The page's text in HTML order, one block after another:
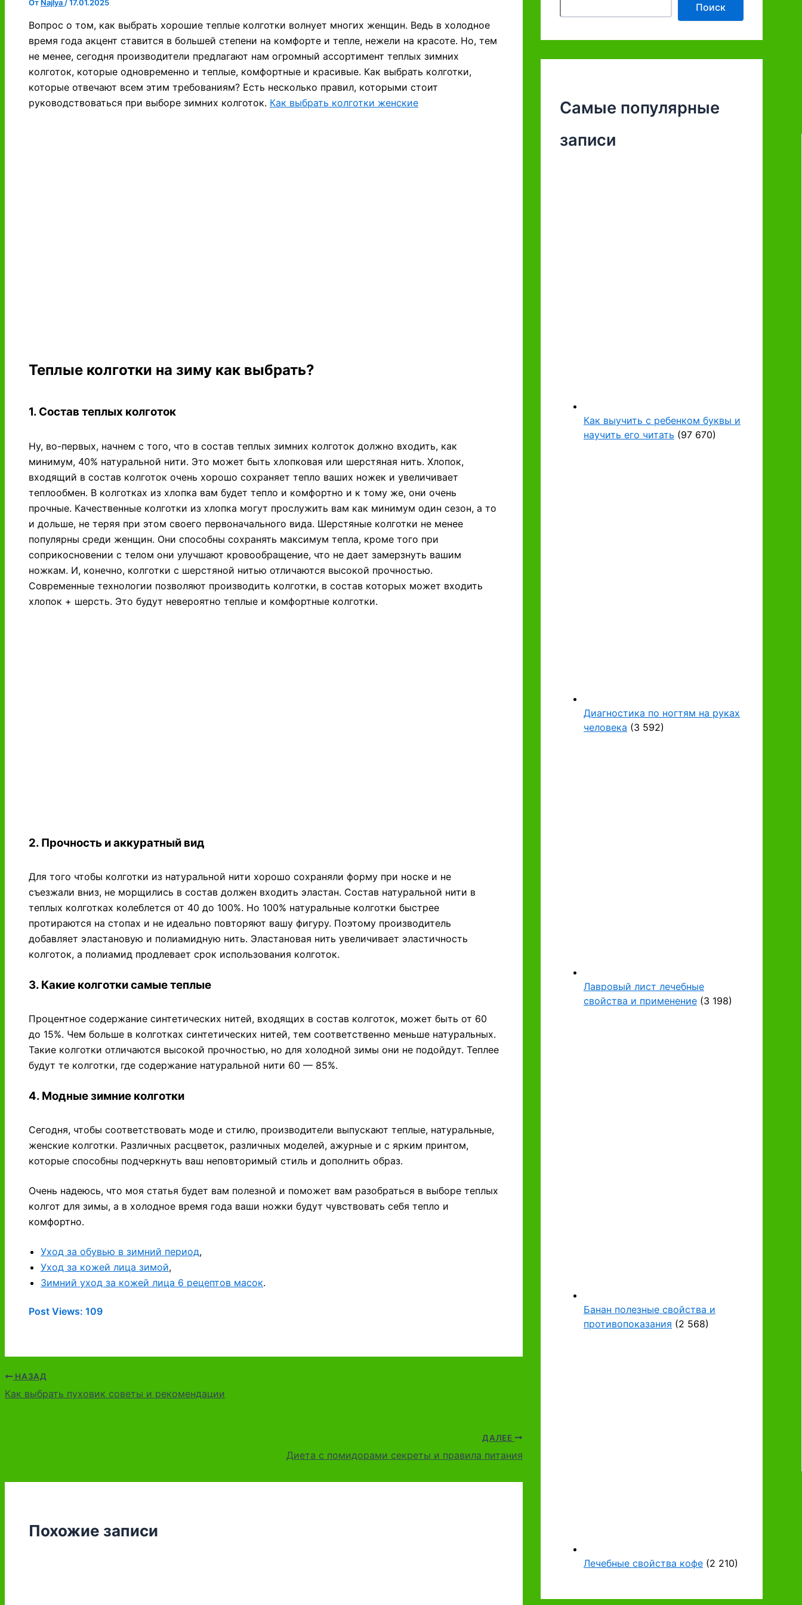
От Najlya /17.01.2025
Вопрос о том, как выбрать хорошие теплые колготки волнует многих женщин. Ведь в холодное
время года акцент ставится в большей степени на комфорте и тепле, нежели на красоте. Но, тем
не менее, сегодня производители предлагают нам огромный ассортимент теплых зимних
колготок, которые одновременно и теплые, комфортные и красивые. Как выбрать колготки,
которые отвечают всем этим требованиям? Есть несколько правил, которыми стоит
руководствоваться при выборе зимних колготок. Как выбрать колготки женские
Теплые колготки на зиму как выбрать?
1. Состав теплых колготок
Ну, во-первых, начнем с того, что в состав теплых зимних колготок должно входить, как
минимум, 40% натуральной нити. Это может быть хлопковая или шерстяная нить. Хлопок,
входящий в состав колготок очень хорошо сохраняет тепло ваших ножек и увеличивает
теплообмен. В колготках из хлопка вам будет тепло и комфортно и к тому же, они очень
прочные. Качественные колготки из хлопка могут прослужить вам как минимум один сезон, а то
и дольше, не теряя при этом своего первоначального вида. Шерстяные колготки не менее
популярны среди женщин. Они способны сохранять максимум тепла, кроме того при
соприкосновении с телом они улучшают кровообращение, что не дает замерзнуть вашим
ножкам. И, конечно, колготки с шерстяной нитью отличаются высокой прочностью.
Современные технологии позволяют производить колготки, в состав которых может входить
хлопок + шерсть. Это будут невероятно теплые и комфортные колготки.
2. Прочность и аккуратный вид
Для того чтобы колготки из натуральной нити хорошо сохраняли форму при носке и не
съезжали вниз, не морщились в состав должен входить эластан. Состав натуральной нити в
теплых колготках колеблется от 40 до 100%. Но 100% натуральные колготки быстрее
протираются на стопах и не идеально повторяют вашу фигуру. Поэтому производитель
добавляет эластановую и полиамидную нить. Эластановая нить увеличивает эластичность
колготок, а полиамид продлевает срок использования колготок.
3. Какие колготки самые теплые
Процентное содержание синтетических нитей, входящих в состав колготок, может быть от 60
до 15%. Чем больше в колготках синтетических нитей, тем соответственно меньше натуральных.
Такие колготки отличаются высокой прочностью, но для холодной зимы они не подойдут. Теплее
будут те колготки, где содержание натуральной нити 60 — 85%.
4. Модные зимние колготки
Сегодня, чтобы соответствовать моде и стилю, производители выпускают теплые, натуральные,
женские колготки. Различных расцветок, различных моделей, ажурные и с ярким принтом,
которые способны подчеркнуть ваш неповторимый стиль и дополнить образ.
Очень надеюсь, что моя статья будет вам полезной и поможет вам разобраться в выборе теплых
колгот для зимы, а в холодное время года ваши ножки будут чувствовать себя тепло и
комфортно.
Уход за обувью в зимний период,
Уход за кожей лица зимой,
Зимний уход за кожей лица 6 рецептов масок.
Post Views: 109
НАЗАД
Как выбрать пуховик советы и рекомендации
ДАЛЕЕ
Диета с помидорами секреты и правила питания
Похожие записи
Поиск
Самые популярные
записи
Как выучить с ребенком буквы и
научить его читать (97 670)
Диагностика по ногтям на руках
человека (3 592)
Лавровый лист лечебные
свойства и применение (3 198)
Банан полезные свойства и
противопоказания (2 568)
Лечебные свойства кофе (2 210)